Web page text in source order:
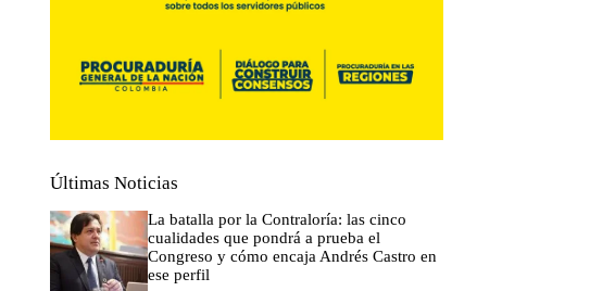
Últimas Noticias
La batalla por la Contraloría: las cinco
cualidades que pondrá a prueba el
Congreso y cómo encaja Andrés Castro en
ese perfil